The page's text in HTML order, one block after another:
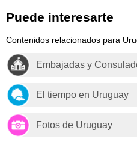
Puede interesarte
Contenidos relacionados para
Embajadas y
El tiempo en Uruguay
Fotos de Uruguay